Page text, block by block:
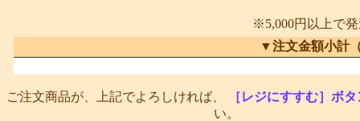
※5,000円以上で
▼注文金額小計
ご注文商品が、上記でよろしければ、
［レジにすすむ］ボタ
い。